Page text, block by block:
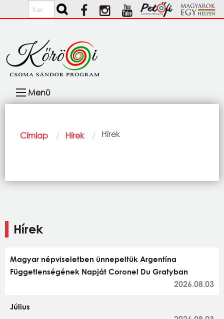
Ugrás a tartalomra
Keresés
navigáció
Menü
Morzsa
Címlap Hírek Current:
Hírek
Hírek
Magyar népviseletben ünnepeltük Argentína
Függetlenségének Napját Coronel Du Gratyban
2026.08.03
Július